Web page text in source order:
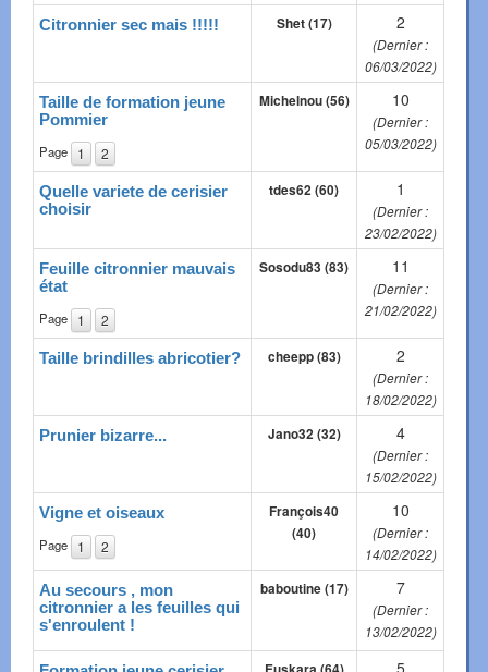
Citronnier sec mais !!!!! Shet (17) 2
(Dernier :
06/03/2022)
Taille de formation jeune
Pommier
Page 1 2
Michelnou (56) 10
(Dernier :
05/03/2022)
Quelle variete de cerisier
choisir
tdes62 (60) 1
(Dernier :
23/02/2022)
Feuille citronnier mauvais
état
Page 1 2
Sosodu83 (83) 11
(Dernier :
21/02/2022)
Taille brindilles abricotier? cheepp (83) 2
(Dernier :
18/02/2022)
Prunier bizarre... Jano32 (32) 4
(Dernier :
15/02/2022)
Vigne et oiseaux
Page 1 2
François40
(40)
10
(Dernier :
14/02/2022)
Au secours , mon
citronnier a les feuilles qui
s'enroulent !
baboutine (17) 7
(Dernier :
13/02/2022)